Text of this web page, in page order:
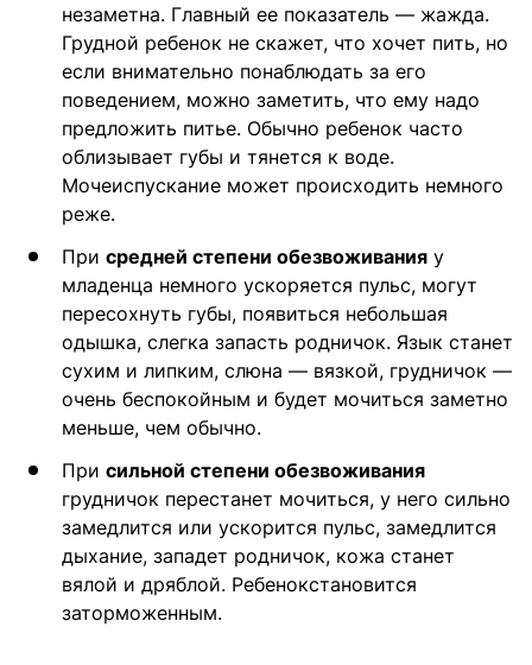
незаметна. Главный ее показатель — жажда.
Грудной ребенок не скажет, что хочет пить, но
если внимательно понаблюдать за его
поведением, можно заметить, что ему надо
предложить питье. Обычно ребенок часто
облизывает губы и тянется к воде.
Мочеиспускание может происходить немного
реже.
При средней степени обезвоживания у
младенца немного ускоряется пульс, могут
пересохнуть губы, появиться небольшая
одышка, слегка запасть родничок. Язык станет
сухим и липким, слюна — вязкой, грудничок —
очень беспокойным и будет мочиться заметно
меньше, чем обычно.
При сильной степени обезвоживания
грудничок перестанет мочиться, у него сильно
замедлится или ускорится пульс, замедлится
дыхание, западет родничок, кожа станет
вялой и дряблой. Ребенокстановится
заторможенным.